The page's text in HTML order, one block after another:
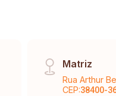
Matriz
Rua Arthur
CEP:38400-